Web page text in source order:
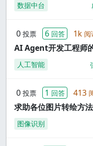
数据中台
0 投票 6 回答 1k 阅
AI Agent开发工程师
人工智能
0 投票 1 回答 413
求助各位图片转绘方
图像识别